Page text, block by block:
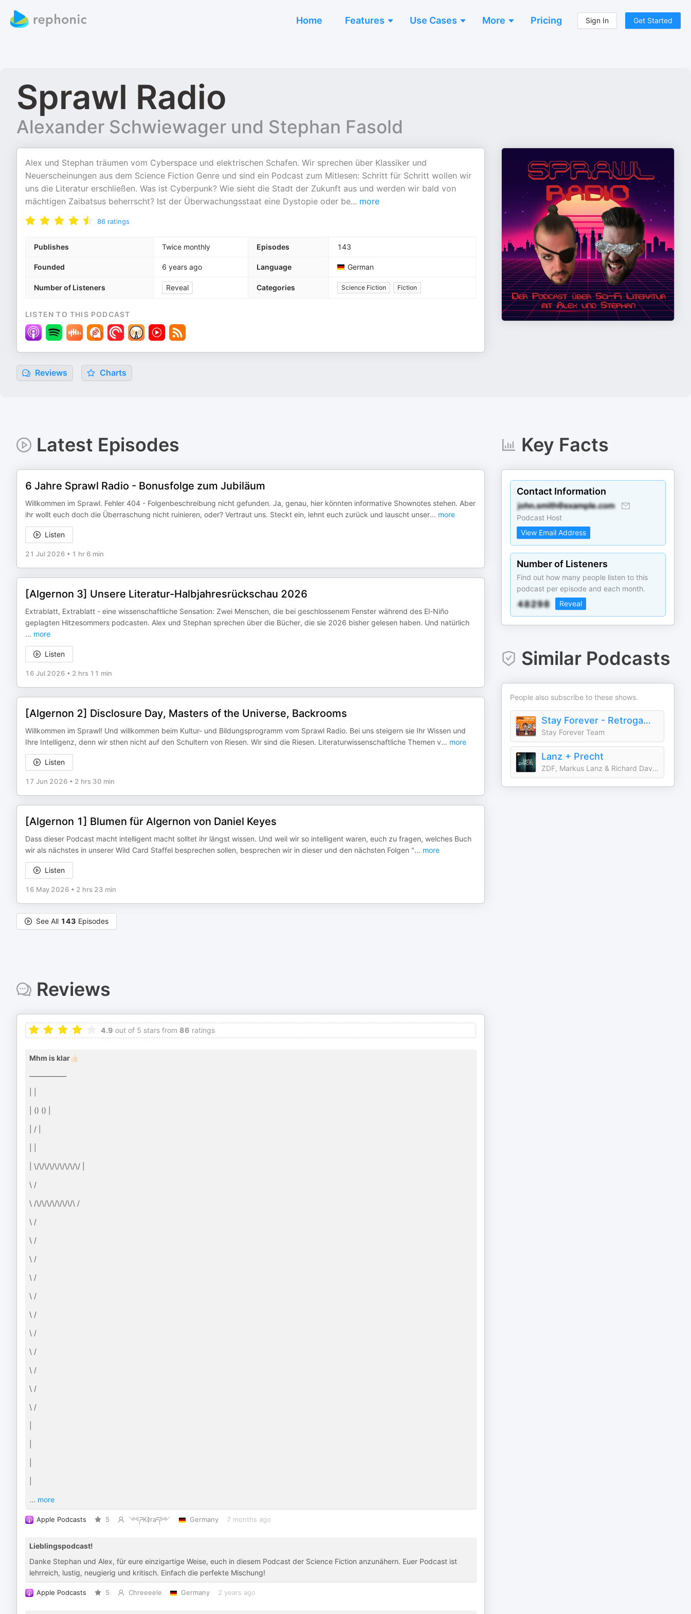
Home Features Use Cases More Pricing Sign In Get Started
Sprawl Radio
Alexander Schwiewager und Stephan Fasold
Alex und Stephan träumen vom Cyberspace und elektrischen Schafen. Wir sprechen über Klassiker und
Neuerscheinungen aus dem Science Fiction Genre und sind ein Podcast zum Mitlesen: Schritt für Schritt wollen wir
uns die Literatur erschließen. Was ist Cyberpunk? Wie sieht die Stadt der Zukunft aus und werden wir bald von
mächtigen Zaibatsus beherrscht? Ist der Überwachungsstaat eine Dystopie oder be... more
86 ratings
Publishes Twice monthly Episodes 143
Founded 6 years ago Language German
Number of Listeners Reveal Categories Science Fiction Fiction
LISTEN TO THIS PODCAST
Reviews Charts
Latest Episodes
6 Jahre Sprawl Radio - Bonusfolge zum Jubiläum
Willkommen im Sprawl. Fehler 404 - Folgenbeschreibung nicht gefunden. Ja, genau, hier könnten informative Shownotes stehen. Aber
ihr wollt euch doch die Überraschung nicht ruinieren, oder? Vertraut uns. Steckt ein, lehnt euch zurück und lauscht unser... more
Listen
21 Jul 2026 • 1 hr 6 min
[Algernon 3] Unsere Literatur-Halbjahresrückschau 2026
Extrablatt, Extrablatt - eine wissenschaftliche Sensation: Zwei Menschen, die bei geschlossenem Fenster während des El-Niño
geplagten Hitzesommers podcasten. Alex und Stephan sprechen über die Bücher, die sie 2026 bisher gelesen haben. Und natürlich
... more
Listen
16 Jul 2026 • 2 hrs 11 min
[Algernon 2] Disclosure Day, Masters of the Universe, Backrooms
Willkommen im Sprawl! Und willkommen beim Kultur- und Bildungsprogramm vom Sprawl Radio. Bei uns steigern sie Ihr Wissen und
Ihre Intelligenz, denn wir sthen nicht auf den Schultern von Riesen. Wir sind die Riesen. Literaturwissenschaftliche Themen v... more
Listen
17 Jun 2026 • 2 hrs 30 min
[Algernon 1] Blumen für Algernon von Daniel Keyes
Dass dieser Podcast macht intelligent macht solltet ihr längst wissen. Und weil wir so intelligent waren, euch zu fragen, welches Buch
wir als nächstes in unserer Wild Card Staffel besprechen sollen, besprechen wir in dieser und den nächsten Folgen "... more
Listen
16 May 2026 • 2 hrs 23 min
See All 143 Episodes
Key Facts
Contact Information
Podcast Host
View Email Address
Number of Listeners
Find out how many people listen to this
podcast per episode and each month.
Reveal
Similar Podcasts
People also subscribe to these shows.
Stay Forever - Retrogames & Technik
Stay Forever Team
Lanz + Precht
ZDF, Markus Lanz & Richard David Precht
Reviews
4.9 out of 5 stars from 86 ratings
Mhm is klar👍🏻
| () () |
| / |
| \/\/\/\/\/\/\/\/\/ |
\ /
\ /\/\/\/\/\/\/\/\ /
\ /
\ /
\ /
\ /
\ /
\ /
\ /
\ /
\ /
\ /
\ /
... more
Apple Podcasts 5 ༺ཌK࿅raད༻ Germany 7 months ago
Lieblingspodcast!
Danke Stephan und Alex, für eure einzigartige Weise, euch in diesem Podcast der Science Fiction anzunähern. Euer Podcast ist
lehrreich, lustig, neugierig und kritisch. Einfach die perfekte Mischung!
Apple Podcasts 5 Chreeeele Germany 2 years ago